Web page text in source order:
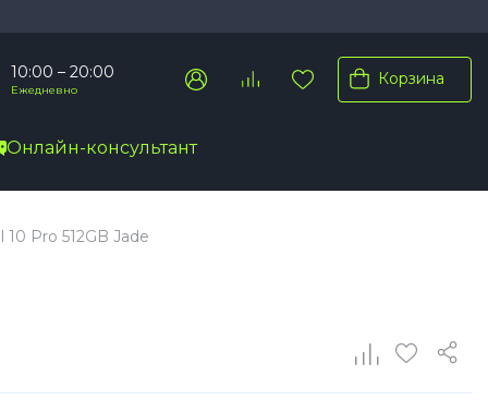
10:00 – 20:00
Ежедневно
Корзина
Онлайн-консультант
Max
Pro 512GB Jade